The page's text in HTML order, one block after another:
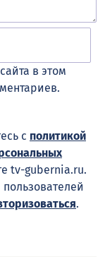
в этом
с политикой
tv-gubernia.ru.
.